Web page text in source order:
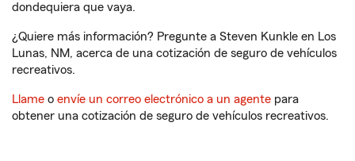
dondequiera que vaya.
¿Quiere más información? Pregunte a Steven Kunkle en Los
Lunas, NM, acerca de una cotización de seguro de vehículos
recreativos.
Llame o envíe un correo electrónico a un agente para
obtener una cotización de seguro de vehículos recreativos.